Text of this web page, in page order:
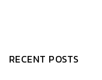
RECENT POSTS